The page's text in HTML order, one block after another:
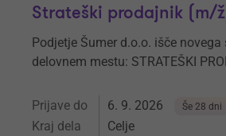
Strateški prodajnik (m/
Podjetje Šumer d.o.o. išče novega
delovnem mestu: STRATEŠKI
Prijave do 6. 9. 2026 Še 28 dni
Kraj dela Celje